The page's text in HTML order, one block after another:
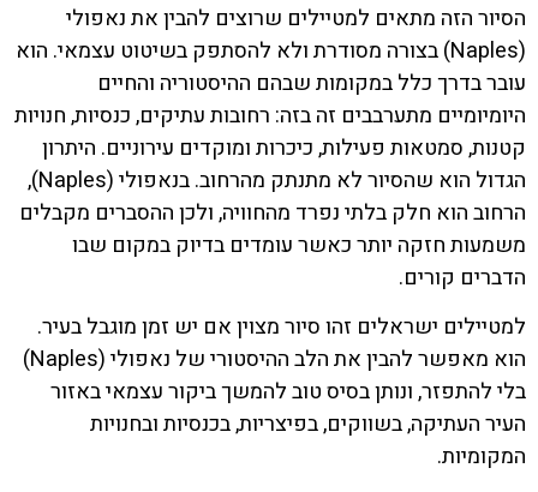
הסיור הזה מתאים למטיילים שרוצים להבין את נאפולי
(Naples) בצורה מסודרת ולא להסתפק בשיטוט עצמאי. הוא
עובר בדרך כלל במקומות שבהם ההיסטוריה והחיים
היומיומיים מתערבבים זה בזה: רחובות עתיקים, כנסיות, חנויות
קטנות, סמטאות פעילות, כיכרות ומוקדים עירוניים. היתרון
הגדול הוא שהסיור לא מתנתק מהרחוב. בנאפולי (Naples),
הרחוב הוא חלק בלתי נפרד מהחוויה, ולכן ההסברים מקבלים
משמעות חזקה יותר כאשר עומדים בדיוק במקום שבו
הדברים קורים.
למטיילים ישראלים זהו סיור מצוין אם יש זמן מוגבל בעיר.
הוא מאפשר להבין את הלב ההיסטורי של נאפולי (Naples)
בלי להתפזר, ונותן בסיס טוב להמשך ביקור עצמאי באזור
העיר העתיקה, בשווקים, בפיצריות, בכנסיות ובחנויות
המקומיות.